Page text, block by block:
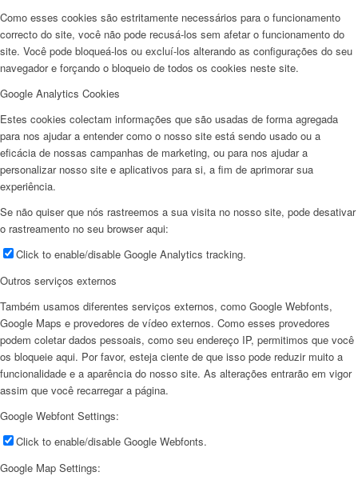
Como esses cookies são estritamente necessários para o funcionamento
correcto do site, você não pode recusá-los sem afetar o funcionamento do
site. Você pode bloqueá-los ou excluí-los alterando as configurações do seu
navegador e forçando o bloqueio de todos os cookies neste site.
Google Analytics Cookies
Estes cookies colectam informações que são usadas de forma agregada
para nos ajudar a entender como o nosso site está sendo usado ou a
eficácia de nossas campanhas de marketing, ou para nos ajudar a
personalizar nosso site e aplicativos para si, a fim de aprimorar sua
experiência.
Se não quiser que nós rastreemos a sua visita no nosso site, pode desativar
o rastreamento no seu browser aqui:
Click to enable/disable Google Analytics tracking.
Outros serviços externos
Também usamos diferentes serviços externos, como Google Webfonts,
Google Maps e provedores de vídeo externos. Como esses provedores
podem coletar dados pessoais, como seu endereço IP, permitimos que você
os bloqueie aqui. Por favor, esteja ciente de que isso pode reduzir muito a
funcionalidade e a aparência do nosso site. As alterações entrarão em vigor
assim que você recarregar a página.
Google Webfont Settings:
Click to enable/disable Google Webfonts.
Google Map Settings: